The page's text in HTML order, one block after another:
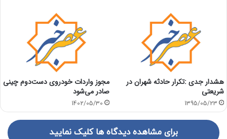
هشدار جدی :تکرار حادثه شهران در
شریعتی
1395/05/23
مجوز واردات خودروی دست‌دوم چینی
صادر می‌شود
1402/05/30
برای مشاهده دیدگاه ها کلیک نمایید